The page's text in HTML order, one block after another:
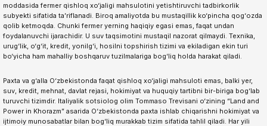
moddasida fermer qishloq xo‘jaligi mahsulotini yetishtiruvchi tadbirkorlik
subyekti sifatida ta’riflanadi. Biroq amaliyotda bu mustaqillik ko‘pincha qog‘ozda
qolib ketmoqda. Chunki fermer yerning haqiqiy egasi emas, faqat undan
foydalanuvchi ijarachidir. U suv taqsimotini mustaqil nazorat qilmaydi. Texnika,
urug‘lik, o‘g‘it, kredit, yonilg‘i, hosilni topshirish tizimi va ekiladigan ekin turi
bo‘yicha ham mahalliy boshqaruv tuzilmalariga bog‘liq holda harakat qiladi.
Paxta va g‘alla O‘zbekistonda faqat qishloq xo‘jaligi mahsuloti emas, balki yer,
suv, kredit, mehnat, davlat rejasi, hokimiyat va huquqiy tartibni bir-biriga bog‘lab
turuvchi tizimdir. Italiyalik sotsiolog olim Tommaso Trevisani o‘zining “Land and
Power in Khorazm” asarida O‘zbekistonda paxta ishlab chiqarishni hokimiyat va
ijtimoiy munosabatlar bilan bog‘liq murakkab tizim sifatida tahlil qiladi. Har yili